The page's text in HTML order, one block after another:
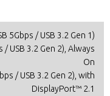
5Gbps / USB 3.2 Gen 1)
/ USB 3.2 Gen 2), Always
On
/ USB 3.2 Gen 2), with
DisplayPort™ 2.1